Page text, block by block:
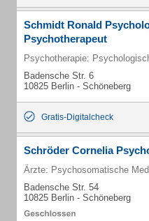
Schmidt Ronald
Psychotherapeut
Psychotherapie:
Badensche Str. 6
10825 Berlin - Schöneberg
Gratis-Digitalcheck
Schröder Cornelia
Badensche Str. 54
10825 Berlin - Schöneberg